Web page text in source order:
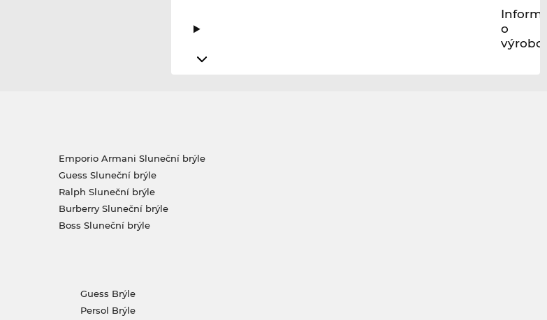
o
výrobci
Emporio Armani Sluneční brýle
Guess Sluneční brýle
Ralph Sluneční brýle
Burberry Sluneční brýle
Boss Sluneční brýle
Guess Brýle
Persol Brýle